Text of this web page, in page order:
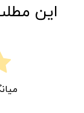
این